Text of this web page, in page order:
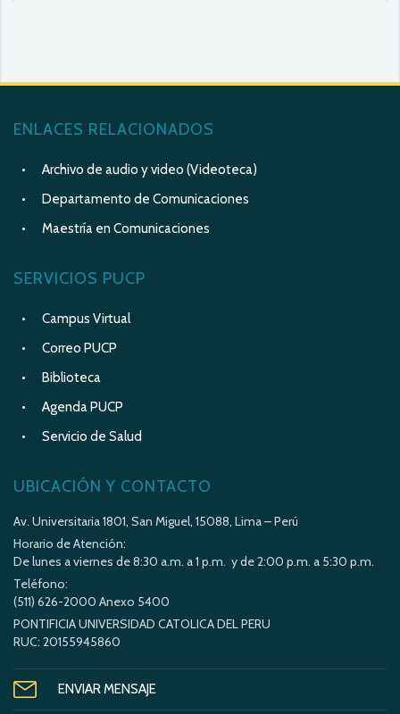
ENLACES RELACIONADOS
Archivo de audio y video (Videoteca)
Departamento de Comunicaciones
Maestría en Comunicaciones
SERVICIOS PUCP
Campus Virtual
Correo PUCP
Biblioteca
Agenda PUCP
Servicio de Salud
UBICACIÓN Y CONTACTO
Av. Universitaria 1801, San Miguel, 15088, Lima – Perú
Horario de Atención:
De lunes a viernes de 8:30 a.m. a 1 p.m. y de 2:00 p.m. a 5:30 p.m.
Teléfono:
(511) 626-2000 Anexo 5400
PONTIFICIA UNIVERSIDAD CATOLICA DEL PERU
RUC: 20155945860
ENVIAR MENSAJE